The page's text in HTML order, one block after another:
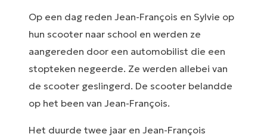
Op een dag reden Jean-François en Sylvie op
hun scooter naar school en werden ze
aangereden door een automobilist die een
stopteken negeerde. Ze werden allebei van
de scooter geslingerd. De scooter belandde
op het been van Jean-François.
Het duurde twee jaar en Jean-François